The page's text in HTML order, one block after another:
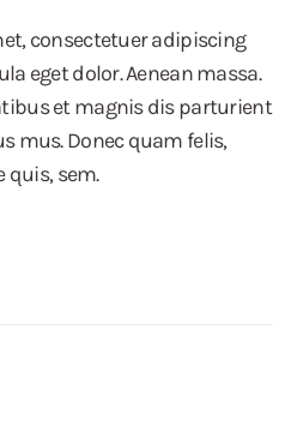
consectetuer adipiscing
eget dolor. Aenean massa.
et magnis dis parturient
mus. Donec quam felis,
quis, sem.